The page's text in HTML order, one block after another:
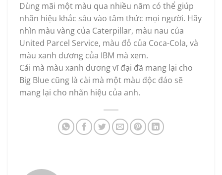
Dùng mãi một màu qua nhiều năm có thể giúp
nhãn hiệu khắc sâu vào tâm thức mọi người. Hãy
nhìn màu vàng của Caterpillar, màu nau của
United Parcel Service, màu đỏ của Coca-Cola, và
màu xanh dương của IBM mà xem.
Cái mà màu xanh dương vĩ đại đã mang lại cho
Big Blue cũng là cài mà một màu độc đáo sẽ
mang lại cho nhãn hiệu của anh.